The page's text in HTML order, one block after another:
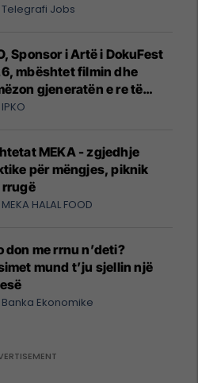
Telegrafi Jobs
Sponsor i Artë i DokuFest
mbështet filmin dhe
gjeneratën e re të
IPKO
MEKA - zgjedhje
për mëngjes, piknik
rrugë
MEKA HALAL FOOD
don me rrnu n’deti?
mund t’ju sjellin një
Banka Ekonomike